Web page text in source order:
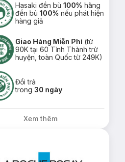
Hasaki đền bù100% hãng
đền bù100% nếu phát hiện
hàng giả
Giao Hàng Miễn Phí (từ
90K tại 60 Tỉnh Thành trừ
huyện, toàn Quốc từ 249K)
Đổi trả
trong30 ngày
Xem thêm